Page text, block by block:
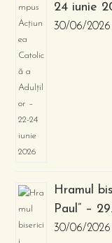
24 iunie
30/06/2026
Hramul
Paul” –
30/06/2026